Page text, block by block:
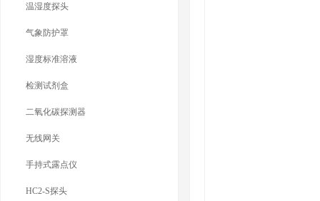
温湿度探头
气象防护罩
湿度标准溶液
检测试剂盒
二氧化碳探测器
无线网关
手持式露点仪
HC2-S探头